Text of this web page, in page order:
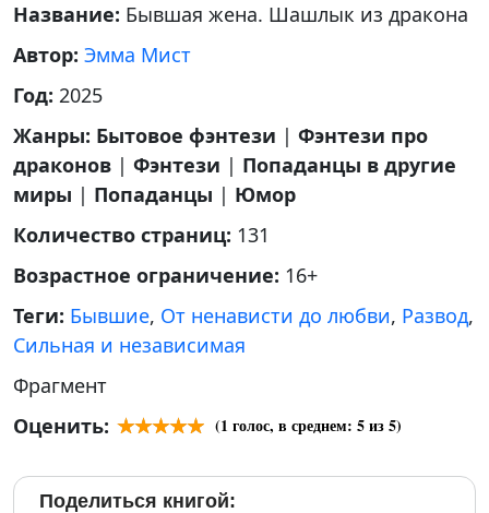
Название: Бывшая жена. Шашлык из дракона
Автор: Эмма Мист
Год: 2025
Жанры: Бытовое фэнтези | Фэнтези про
драконов | Фэнтези | Попаданцы в другие
миры | Попаданцы | Юмор
Количество страниц: 131
Возрастное ограничение: 16+
Теги: Бывшие, От ненависти до любви, Развод,
Сильная и независимая
Фрагмент
Оценить:
(1 голос, в среднем: 5из 5)
Поделиться книгой: